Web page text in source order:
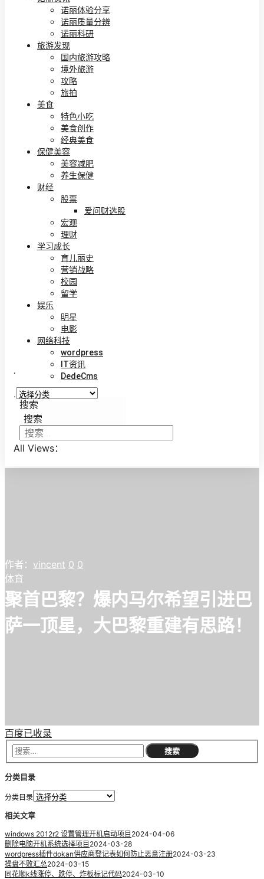
诺丽体验分享
诺丽质量分辨
诺丽科研
旅游发现
国内旅游攻略
境外旅游
攻略
旅拍
美食
特色小吃
美食创作
经典美食
保健美容
美容减肥
养生保健
财经
股票
爱问财选股
宏观
理财
学习成长
育儿丽史
营销战略
校园
留学
娱乐
明星
电影
网络科技
wordpress
IT资讯
DedeCms
.
.
搜索
搜索
All Views：
作者： vincent 0 0
体育
聚首巴黎？爆内马尔希望引进巴
萨一顶星，大巴黎重建有思路！
百度已收录
分类目录
分类目录
相关文章
windows 2012r2 设置管理开机启动项目 2024-04-06
删除电脑开机系统选择项目 2024-03-28
wordpress插件dokan供应商登记表如何防止恶意注册2024-03-23
操盘不败汇总2024-03-15
同花顺k线涨停、跌停、炸板标记代码2024-03-10